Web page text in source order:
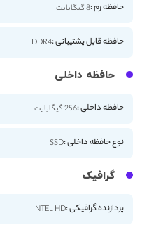
حافظه رم :8 گیگابایت
حافظه قابل پشتیبانی :DDR4
حافظه داخلی
حافظه داخلی :256 گیگابایت
نوع حافظه داخلی :SSD
گرافیک
پردازنده گرافیکی :INTEL HD